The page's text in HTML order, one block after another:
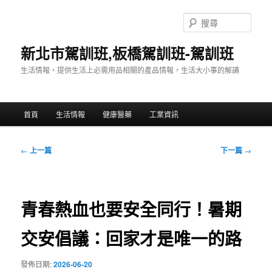
新北市駕訓班,板橋駕訓班-駕訓班
生活情報，提供生活上必需用品相關的產品情報，生活大小事的解讀
尋
首頁 生活情報 健康醫藥 工業資訊
文
← 上一篇 下一篇 →
青春熱血也要安全同行！暑期
交安倡議：回家才是唯一的路
發佈日期:2026-06-20